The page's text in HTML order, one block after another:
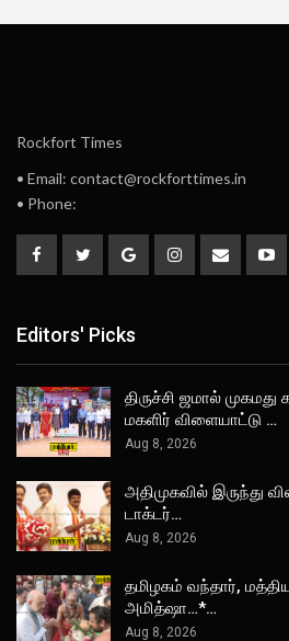
Rockfort Times
• Email: contact@rockforttimes.in
• Phone:
Editors' Picks
திருச்சி ஜமால்
மகளிர் விளையாட்டு …
Aug 8, 2026
அதிமுகவில் இருந்து
டாக்டர்…
Aug 8, 2026
தமிழகம் வந்தார்,
அமித்ஷா…*…
Aug 8, 2026